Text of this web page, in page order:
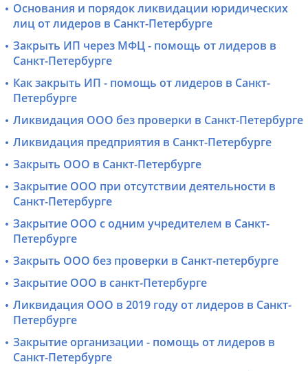
Основания и порядок ликвидации юридических
лиц от лидеров в Санкт-Петербурге
Закрыть ИП через МФЦ - помощь от лидеров в
Санкт-Петербурге
Как закрыть ИП - помощь от лидеров в Санкт-
Петербурге
Ликвидация ООО без проверки в Санкт-Петербурге
Ликвидация предприятия в Санкт-Петербурге
Закрыть ООО в Санкт-Петербурге
Закрытие ООО при отсутствии деятельности в
Санкт-Петербурге
Закрытие ООО с одним учредителем в Санкт-
Петербурге
Закрыть ООО без проверки в Санкт-петербурге
Закрытие ООО в санкт-Петербурге
Ликвидация ООО в 2019 году от лидеров в Санкт-
Петербурге
Закрытие организации - помощь от лидеров в
Санкт-Петербурге